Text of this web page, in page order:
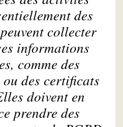
des
collecter
informations
comme des
des certificats
doivent en
prendre des